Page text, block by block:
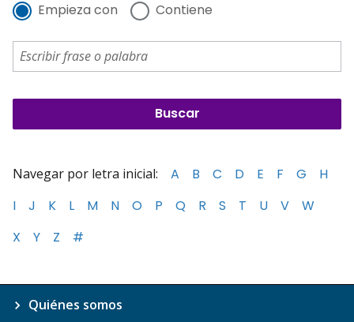
Empieza con Contiene
Navegar por letra inicial: A B C D E F G
H
I
J K L M N O P Q R S T U V
W
X
Y Z #
Quiénes somos